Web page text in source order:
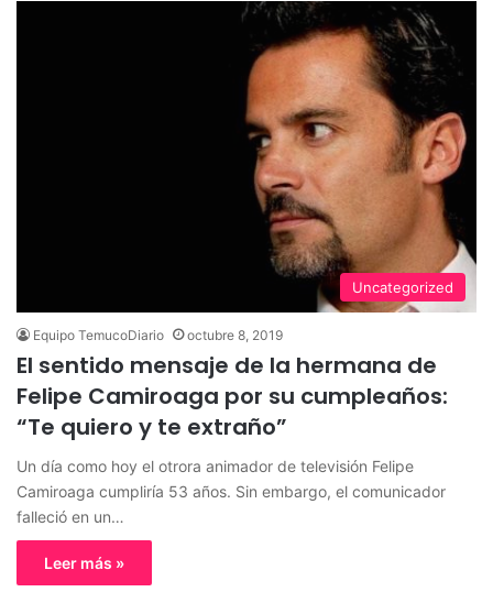
Uncategorized
Equipo TemucoDiario octubre 8, 2019
El sentido mensaje de la hermana de
Felipe Camiroaga por su cumpleaños:
“Te quiero y te extraño”
Un día como hoy el otrora animador de televisión Felipe
Camiroaga cumpliría 53 años. Sin embargo, el comunicador
falleció en un…
Leer más »